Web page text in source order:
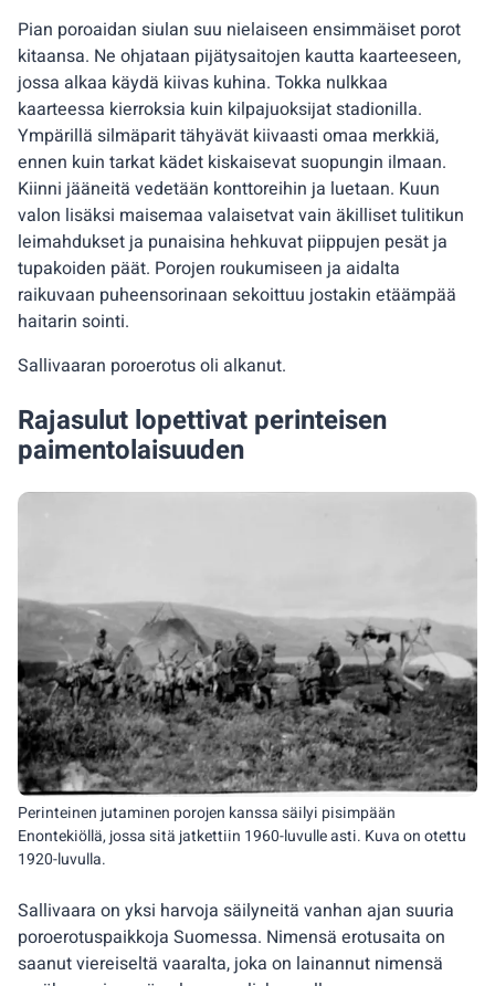
Pian poroaidan siulan suu nielaiseen ensimmäiset porot
kitaansa. Ne ohjataan pijätysaitojen kautta kaarteeseen,
jossa alkaa käydä kiivas kuhina. Tokka nulkkaa
kaarteessa kierroksia kuin kilpajuoksijat stadionilla.
Ympärillä silmäparit tähyävät kiivaasti omaa merkkiä,
ennen kuin tarkat kädet kiskaisevat suopungin ilmaan.
Kiinni jääneitä vedetään konttoreihin ja luetaan. Kuun
valon lisäksi maisemaa valaisetvat vain äkilliset tulitikun
leimahdukset ja punaisina hehkuvat piippujen pesät ja
tupakoiden päät. Porojen roukumiseen ja aidalta
raikuvaan puheensorinaan sekoittuu jostakin etäämpää
haitarin sointi.
Sallivaaran poroerotus oli alkanut.
Rajasulut lopettivat perinteisen
paimentolaisuuden
Sallivaara on yksi harvoja säilyneitä vanhan ajan suuria
poroerotuspaikkoja Suomessa. Nimensä erotusaita on
saanut viereiseltä vaaralta, joka on lainannut nimensä
Perinteinen jutaminen porojen kanssa säilyi pisimpään
Enontekiöllä, jossa sitä jatkettiin 1960-luvulle asti. Kuva on otettu
1920-luvulla.